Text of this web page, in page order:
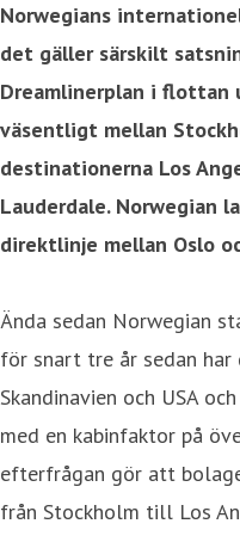
Norwegians
det gäller särskilt
Dreamlinerplan i
väsentligt mellan
destinationerna Los
Lauderdale. Norwegian
direktlinje mellan Oslo
Ända sedan Norwegian
för snart tre år sedan
Skandinavien och USA
med en kabinfaktor på
efterfrågan gör att
från Stockholm till Los